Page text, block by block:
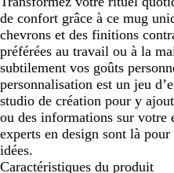
de confort grâce à ce mug
chevrons et des finitions
préférées au travail ou à la
subtilement vos goûts
personnalisation est un jeu
studio de création pour y
ou des informations sur votre
experts en design sont là
idées.
Caractéristiques du produit